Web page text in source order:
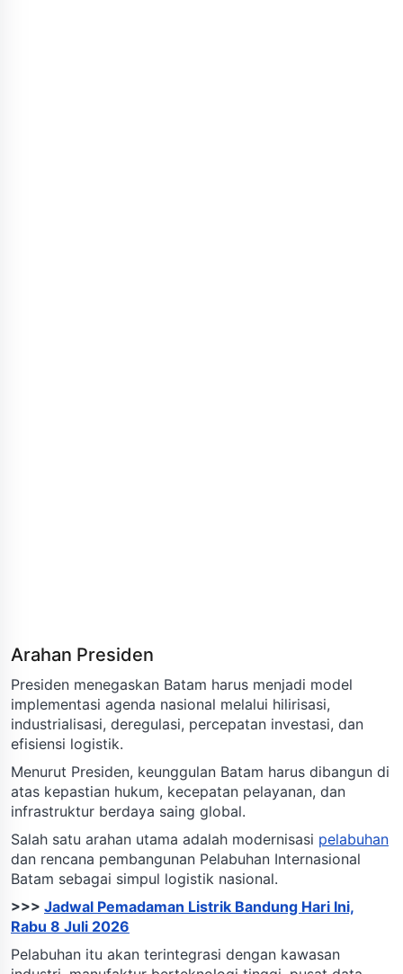
Arahan Presiden
Presiden menegaskan Batam harus menjadi model
implementasi agenda nasional melalui hilirisasi,
industrialisasi, deregulasi, percepatan investasi, dan
efisiensi logistik.
Menurut Presiden, keunggulan Batam harus dibangun di
atas kepastian hukum, kecepatan pelayanan, dan
infrastruktur berdaya saing global.
Salah satu arahan utama adalah modernisasi pelabuhan
dan rencana pembangunan Pelabuhan Internasional
Batam sebagai simpul logistik nasional.
>>> Jadwal Pemadaman Listrik Bandung Hari Ini,
Rabu 8 Juli 2026
Pelabuhan itu akan terintegrasi dengan kawasan